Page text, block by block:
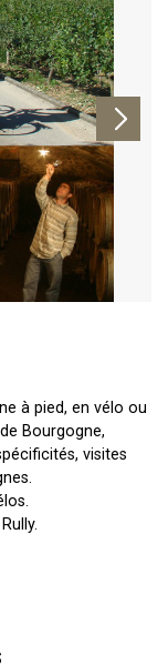
à pied, en vélo ou
Bourgogne,
visites